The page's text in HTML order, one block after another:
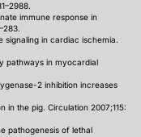
immune response in
signaling in cardiac ischemia.
pathways in myocardial
2 inhibition increases
the pig. Circulation 2007;115:
pathogenesis of lethal